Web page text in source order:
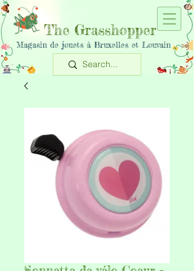
The Grasshopper
Magasin de jouets à Bruxelles et Louvain